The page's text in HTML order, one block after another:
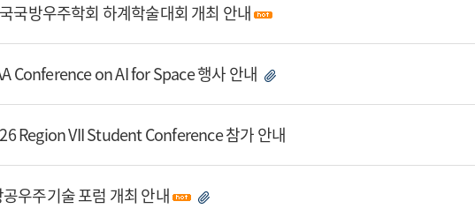
국방우주학회 하계학술대회 개최 안내
Conference on AI for Space 행사 안내
Region VII Student Conference 참가 안내
우주기술 포럼 개최 안내